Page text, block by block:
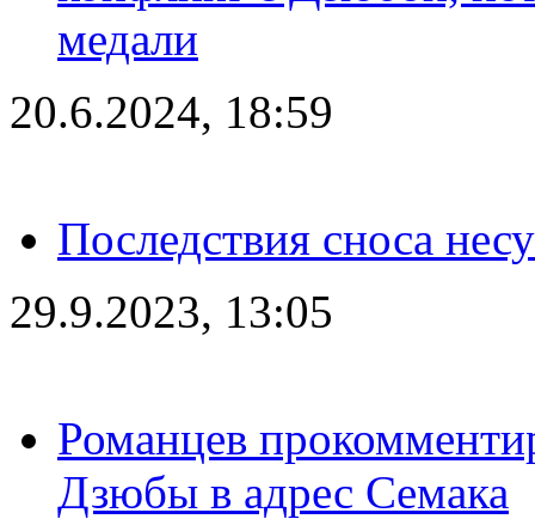
медали
20.6.2024, 18:59
Последствия сноса
29.9.2023, 13:05
Романцев
Дзюбы в адрес Семака